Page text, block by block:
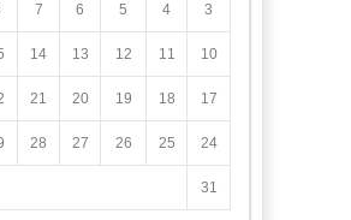
3
4
5
6
7
10
11
12
13
14
17
18
19
20
21
24
25
26
27
28
31